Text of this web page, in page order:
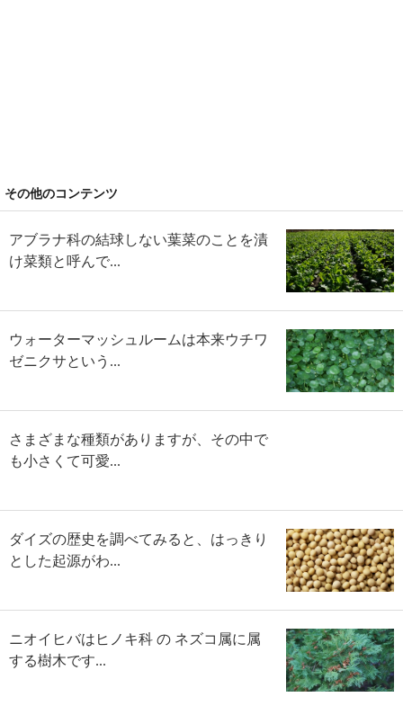
その他のコンテンツ
アブラナ科の結球しない葉菜のことを漬
け菜類と呼んで...
ウォーターマッシュルームは本来ウチワ
ゼニクサという...
さまざまな種類がありますが、その中で
も小さくて可愛...
ダイズの歴史を調べてみると、はっきり
とした起源がわ...
ニオイヒバはヒノキ科 の ネズコ属に属
する樹木です...